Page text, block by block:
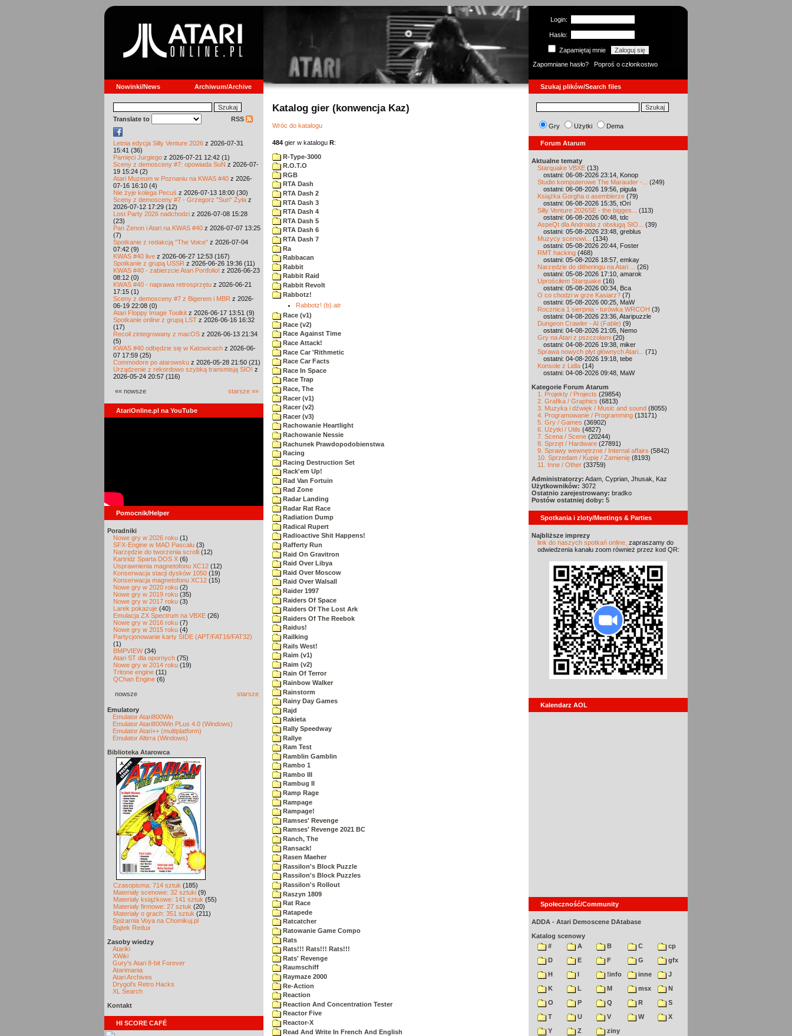
Login:
Hasło:
Zapamiętaj mnie
Zapomniane hasło?
Poproś o członkostwo
Nowinki/News Archiwum/Archive Szukaj plików/Search files
Translate to RSS
Letnia edycja Silly Venture 2026 z 2026-07-31
15:41 (36)
Pamięci Jurgiego z 2026-07-21 12:42 (1)
Sceny z demosceny #7: opowiada SuN z 2026-07-
19 15:24 (2)
Atari Muzeum w Poznaniu na KWAS #40 z 2026-
07-16 16:10 (4)
Nie żyje kolega Pecuś z 2026-07-13 18:00 (30)
Sceny z demosceny #7 - Grzegorz "Sun" Żyła z
2026-07-12 17:29 (12)
Lost Party 2026 nadchodzi z 2026-07-08 15:28
(23)
Pan Zenon i Atari na KWAS #40 z 2026-07-07 13:25
(7)
Spotkanie z redakcją "The Voice" z 2026-07-04
07:42 (9)
KWAS #40 live z 2026-06-27 12:53 (167)
Spotkanie z grupą USSR z 2026-06-26 19:36 (11)
KWAS #40 - zabierzcie Atari Portfolio! z 2026-06-23
08:12 (0)
KWAS #40 - naprawa retrosprzętu z 2026-06-21
17:15 (1)
Sceny z demosceny #7 z Bigerem i MBR z 2026-
06-19 22:08 (0)
Atari Floppy Image Toolkit z 2026-06-17 13:51 (9)
Spotkanie online z grupą LST z 2026-06-16 16:32
(17)
Recoil zintegrowany z macOS z 2026-06-13 21:34
(5)
KWAS #40 odbędzie się w Katowicach z 2026-06-
07 17:59 (25)
Commodore po atarowsku z 2026-05-28 21:50 (21)
Urządzenie z rekordowo szybką transmisją SIO! z
2026-05-24 20:57 (116)
«« nowsze starsze »»
AtariOnline.pl na YouTube
Pomocnik/Helper
Poradniki
Nowe gry w 2026 roku (1)
SFX-Engine w MAD Pascalu (3)
Narzędzie do tworzenia scrolli (12)
Kartridż Sparta DOS X (6)
Usprawnienia magnetofonu XC12 (12)
Konserwacja stacji dysków 1050 (19)
Konserwacja magnetofonu XC12 (15)
Nowe gry w 2020 roku (2)
Nowe gry w 2019 roku (35)
Nowe gry w 2017 roku (3)
Larek pokazuje (40)
Emulacja ZX Spectrum na VBXE (26)
Nowe gry w 2016 roku (7)
Nowe gry w 2015 roku (4)
Partycjonowanie karty SIDE (APT/FAT16/FAT32)
(1)
BMPVIEW(34)
Atari ST dla opornych (75)
Nowe gry w 2014 roku (19)
Tritone engine (11)
QChan Engine (6)
nowsze starsze
Emulatory
Emulator Atari800Win
Emulator Atari800Win PLus 4.0 (Windows)
Emulator Atari++ (multiplatform)
Emulator Altirra (Windows)
Biblioteka Atarowca
Czasopisma: 714 sztuk (185)
Materiały scenowe: 32 sztuki (9)
Materiały książkowe: 141 sztuk (55)
Materiały firmowe: 27 sztuk (20)
Materiały o grach: 351 sztuk (211)
Spiżarnia Voya na Chomikuj.pl
Bajtek Redux
Zasoby wiedzy
Atariki
XWiki
Gury's Atari 8-bit Forever
Atarimania
Atari Archives
Drygol's Retro Hacks
XL Search
Kontakt
HI SCORE CAFÉ
Katalog gier (konwencja Kaz)
Wróc do katalogu
484 gier w katalogu R:
R-Type-3000
R.O.T.O
RGB
RTA Dash
RTA Dash 2
RTA Dash 3
RTA Dash 4
RTA Dash 5
RTA Dash 6
RTA Dash 7
Ra
Rabbacan
Rabbit
Rabbit Raid
Rabbit Revolt
Rabbotz!
Rabbotz! (b).atr
Race (v1)
Race (v2)
Race Against Time
Race Attack!
Race Car 'Rithmetic
Race Car Facts
Race In Space
Race Trap
Race, The
Racer (v1)
Racer (v2)
Racer (v3)
Rachowanie Heartlight
Rachowanie Nessie
Rachunek Prawdopodobienstwa
Racing
Racing Destruction Set
Rack'em Up!
Rad Van Fortuin
Rad Zone
Radar Landing
Radar Rat Race
Radiation Dump
Radical Rupert
Radioactive Shit Happens!
Rafferty Run
Raid On Gravitron
Raid Over Libya
Raid Over Moscow
Raid Over Walsall
Raider 1997
Raiders Of Space
Raiders Of The Lost Ark
Raiders Of The Reebok
Raidus!
Railking
Rails West!
Raim (v1)
Raim (v2)
Rain Of Terror
Rainbow Walker
Rainstorm
Rainy Day Games
Rajd
Rakieta
Rally Speedway
Rallye
Ram Test
Ramblin Gamblin
Rambo 1
Rambo III
Rambug II
Ramp Rage
Rampage
Rampage!
Ramses' Revenge
Ramses' Revenge 2021 BC
Ranch, The
Ransack!
Rasen Maeher
Rassilon's Block Puzzle
Rassilon's Block Puzzles
Rassilon's Rollout
Raszyn 1809
Rat Race
Ratapede
Ratcatcher
Ratowanie Game Compo
Rats
Rats!!! Rats!!! Rats!!!
Rats' Revenge
Raumschiff
Raymaze 2000
Re-Action
Reaction
Reaction And Concentration Tester
Reactor Five
Reactor-X
Read And Write In French And English
Gry Użytki Dema
Forum Atarum
Aktualne tematy
Starquake VBXE (13)
ostatni: 06-08-2026 23:14, Konop
Studio komputerowe The Marauder -...
(249)
ostatni: 06-08-2026 19:56, pigula
Książka Gorgha o asemblerze (79)
ostatni: 06-08-2026 15:35, tOri
Silly Venture 2026SE - the bigges...
(113)
ostatni: 06-08-2026 00:48, tdc
AspeQt dla Androida z obsługą SIO...
(39)
ostatni: 05-08-2026 23:48, greblus
Muzycy scenowi...
(134)
ostatni: 05-08-2026 20:44, Foster
RMT hacking (468)
ostatni: 05-08-2026 18:57, emkay
Narzędzie do ditheringu na Atari ...
(26)
ostatni: 05-08-2026 17:10, amarok
Uprościłem Starquake (16)
ostatni: 05-08-2026 00:34, Bca
O co chodzi w grze Kasiarz? (7)
ostatni: 05-08-2026 00:25, MaW
Rocznica 1 sierpnia - turówka WRCOH (3)
ostatni: 04-08-2026 23:36, Ataripuzzle
Dungeon Crawler - AI (Fable) (9)
ostatni: 04-08-2026 21:05, Nemo
Gry na Atari z pszczołami (20)
ostatni: 04-08-2026 19:38, miker
Sprawa nowych płyt głównych Atari...
(71)
ostatni: 04-08-2026 19:18, tebe
Konsole z Lidla (14)
ostatni: 04-08-2026 09:48, MaW
Kategorie Forum Atarum
1. Projekty / Projects (29854)
2. Grafika / Graphics (6813)
3. Muzyka i dźwięk / Music and sound (8055)
4. Programowanie / Programming (13171)
5. Gry / Games (36902)
6. Użytki / Utils (4827)
7. Scena / Scene (20244)
8. Sprzęt / Hardware (27891)
9. Sprawy wewnętrzne / Internal affairs (5842)
10. Sprzedam / Kupię / Zamienię (8193)
11. Inne / Other (33759)
Administratorzy: Adam, Cyprian, Jhusak, Kaz
Użytkowników: 3072
Ostatnio zarejestrowany: bradko
Postów ostatniej doby: 5
Spotkania i zloty/Meetings & Parties
Najbliższe imprezy
link do naszych spotkań online, zapraszamy do
odwiedzenia kanału zoom również przez kod QR:
Kalendarz AOL
Społeczność/Community
ADDA - Atari Demoscene DAtabase
Katalog scenowy
#
A B C
cp
D
E F G
gfx
H
I !info inne
J
K
L M msx
N
O
P Q R
S
T
U V W
X
Y
Z
ziny